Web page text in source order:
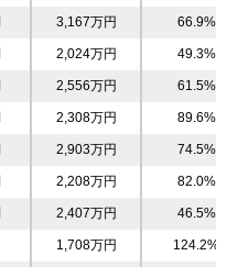
3,167万円 66.9%
2,024万円 49.3%
2,556万円 61.5%
2,308万円 89.6%
2,903万円 74.5%
2,208万円 82.0%
2,407万円 46.5%
1,708万円 124.2%